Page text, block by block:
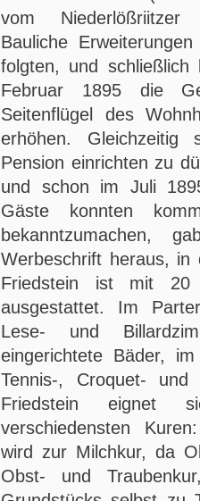
vom Niederlößriitzer
Bauliche
folgten, und schließlich
Februar 1895 die
Seitenflügel des
erhöhen.
Pension einrichten zu
und schon im Juli
Gäste konnten
bekanntzumachen,
Werbeschrift heraus, in
Friedstein ist mit 20
ausgestattet. Im
Lese- und
eingerichtete Bäder,
Tennis-, Croquet-
Friedstein eignet
verschiedensten
wird zur Milchkur, da
Obst- und